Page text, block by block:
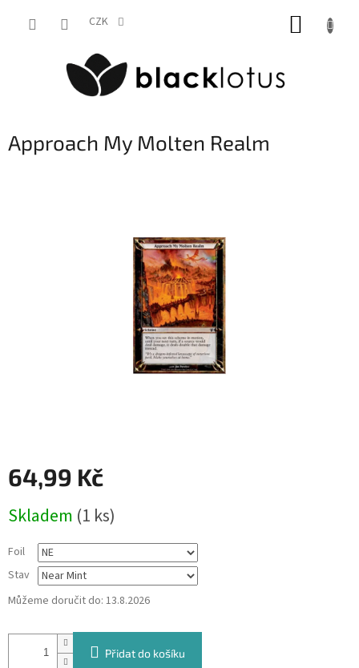
CZK
Approach My Molten Realm
64,99 Kč
cena:
Skladem (1 ks)
Foil
Stav
Můžeme doručit do: 13.8.2026
Přidat do košíku